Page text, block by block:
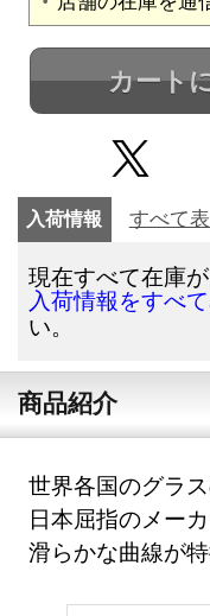
カート
入荷情報 すべて
現在すべて在庫が
入荷情報をすべ
い。
商品紹介
世界各国のグラ
日本屈指のメー
滑らかな曲線が